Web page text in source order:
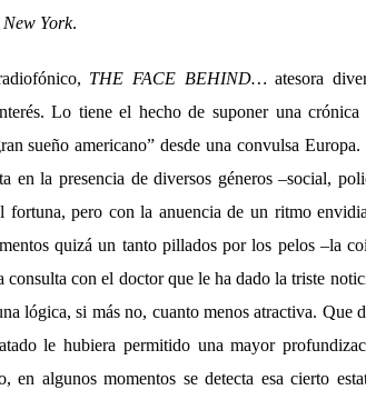
New York.
THE FACE BEHIND…atesora
Lo tiene el hecho de suponer una
sueño americano” desde una convulsa
en la presencia de diversos géneros –social,
fortuna, pero con la anuencia de un ritmo
quizá un tanto pillados por los pelos –la
consulta con el doctor que le ha dado la triste
lógica, si más no, cuanto menos atractiva. Que
le hubiera permitido una mayor
en algunos momentos se detecta esa cierto